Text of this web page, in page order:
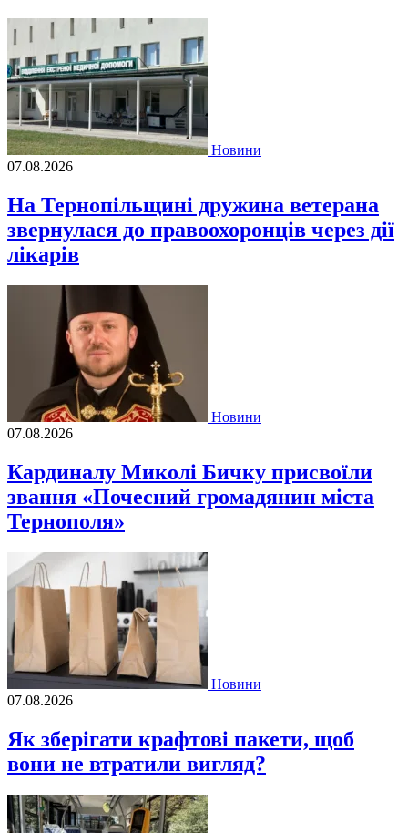
Новини
07.08.2026
На Тернопільщині дружина ветерана
звернулася до правоохоронців через дії
лікарів
Новини
07.08.2026
Кардиналу Миколі Бичку присвоїли
звання «Почесний громадянин міста
Тернополя»
Новини
07.08.2026
Як зберігати крафтові пакети, щоб
вони не втратили вигляд?